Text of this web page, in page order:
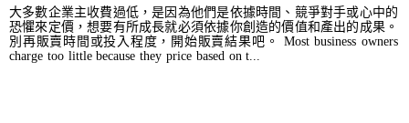
大多數企業主收費過低，是因為他們是依據時間、競爭對手或心中的
恐懼來定價，想要有所成長就必須依據你創造的價值和產出的成果。
別再販賣時間或投入程度，開始販賣結果吧。 Most business owners
charge too little because they price based on t...